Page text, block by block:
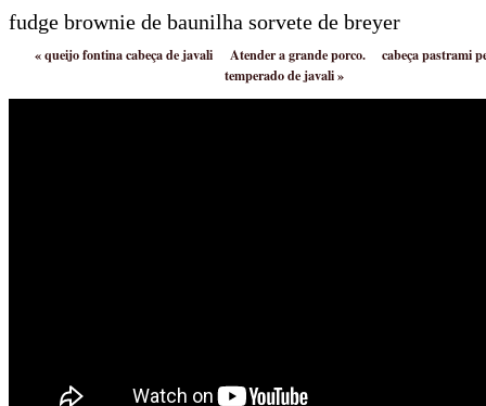
fudge brownie de baunilha sorvete de breyer
«queijo fontina cabeça de javali Atender a grande porco.
cabeça pastrami
temperado de javali»